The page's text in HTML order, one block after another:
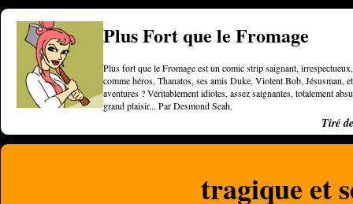
Plus Fort que le Fromage
Plus fort que le Fromage est un comic strip saignant,
comme héros, Thanatos, ses amis Duke, Violent Bob, Jésusman,
aventures ? Véritablement idiotes, assez saignantes, totalement
grand plaisir... Par Desmond Seah.
Tiré
tragique et